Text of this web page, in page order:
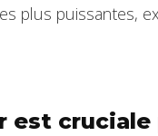
plus puissantes,
cruciale